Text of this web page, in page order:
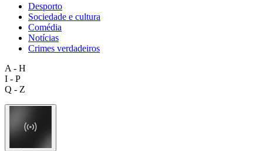
Desporto
Sociedade e cultura
Comédia
Notícias
Crimes verdadeiros
A - H
I - P
Q - Z